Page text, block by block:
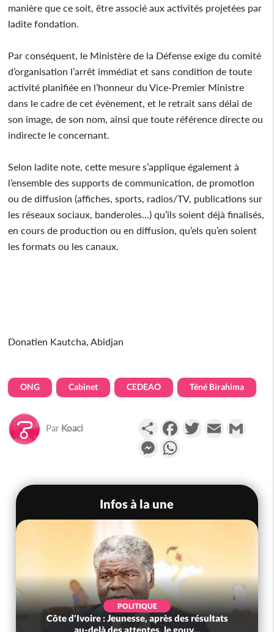
manière que ce soit, être associé aux activités projetées par
ladite fondation.
Par conséquent, le Ministère de la Défense exige du comité
d’organisation l’arrêt immédiat et sans condition de toute
activité planifiée en l’honneur du Vice-Premier Ministre
dans le cadre de cet évènement, et le retrait sans délai de
son image, de son nom, ainsi que toute référence directe ou
indirecte le concernant.
Selon ladite note, cette mesure s’applique également à
l’ensemble des supports de communication, de promotion
ou de diffusion (affiches, sports, radios/TV, publications sur
les réseaux sociaux, banderoles...) qu’ils soient déjà finalisés,
en cours de production ou en diffusion, qu’els qu’en soient
les formats ou les canaux.
Donatien Kautcha, Abidjan
ONG Cabinet CEDEAO Téné Birahima
Par Koaci PartagerFacebookTwitterEmail
Messenger
Infos à la une
POLITIQUE
Côte d'Ivoire : Jeunesse, après des résultats
au-delà des attentes, le gouv...